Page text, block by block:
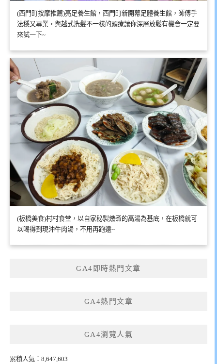
(西門町按摩推薦)亮足養生館，西門町新開幕足體養生館，師傅手
法穩又專業，與越式洗髮不一樣的頭療讓你深層放鬆有機會一定要
來試一下~
(板橋美食)村村食堂，以自家秘製燉煮的高湯為基底，在板橋就可
以喝得到現沖牛肉湯，不用再跑遠~
GA4即時熱門文章
GA4熱門文章
GA4瀏覽人氣
累積人氣：8,647,603